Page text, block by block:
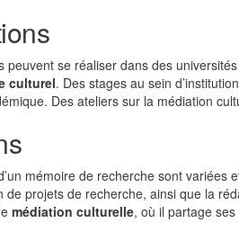
peuvent se réaliser dans des
culturel. Des stages au sein
Des ateliers sur la médiation
mémoire de recherche sont variées
de projets de recherche, ainsi que la
médiation culturelle, où il partage